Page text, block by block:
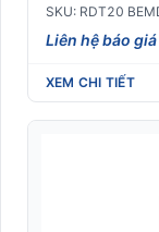
SKU: RDT20
Liên hệ báo giá
XEM CHI TIẾT